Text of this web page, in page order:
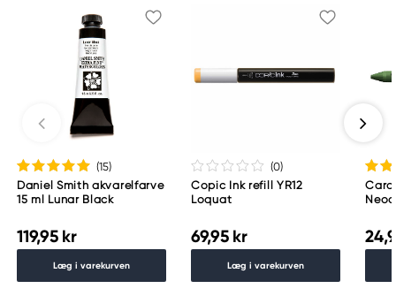
Producent
Too Marker Products Inc.
Meguro Higashiyama Bldg., 1-4-4 Higashiyama,
Meguro-ku
Tokyo 153-0043 Japan
www.toomarker.co.jp
(15)
Daniel Smith akvarelfarve
15 ml Lunar Black
119,95 kr
Læg i varekurven
(0)
Copic Ink refill YR12
Loquat
69,95 kr
Læg i varekurven